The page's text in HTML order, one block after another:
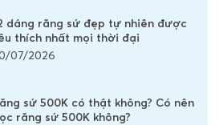
dáng răng sứ đẹp tự nhiên được
thích nhất mọi thời đại
07/2026
sứ 500K có thật không? Có nên
răng sứ 500K không?